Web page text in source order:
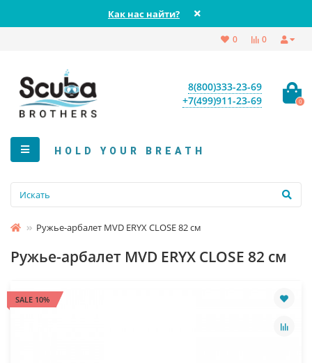
Как нас найти?
0
0
8(800)333-23-69
+7(499)911-23-69
0
HOLD YOUR BREATH
Ружье-арбалет MVD ERYX CLOSE 82 см
Ружье-арбалет MVD ERYX CLOSE 82 см
SALE 10%